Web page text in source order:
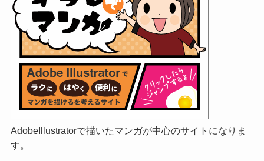
AdobeIllustratorで描いたマンガが中心のサイトになりま
す。